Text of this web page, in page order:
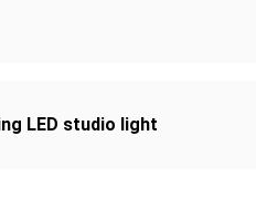
LED studio light